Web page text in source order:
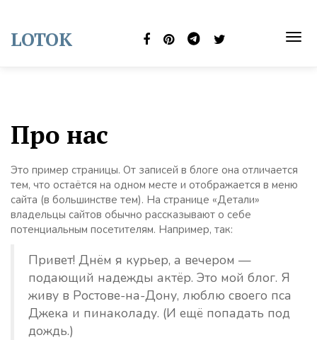
content
LOTOK
Про нас
Это пример страницы. От записей в блоге она отличается
тем, что остаётся на одном месте и отображается в меню
сайта (в большинстве тем). На странице «Детали»
владельцы сайтов обычно рассказывают о себе
потенциальным посетителям. Например, так:
Привет! Днём я курьер, а вечером —
подающий надежды актёр. Это мой блог. Я
живу в Ростове-на-Дону, люблю своего пса
Джека и пинаколаду. (И ещё попадать под
дождь.)